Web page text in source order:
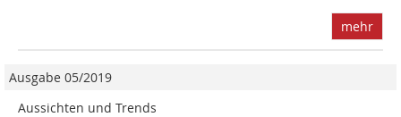
mehr
Ausgabe 05/2019
Aussichten und Trends